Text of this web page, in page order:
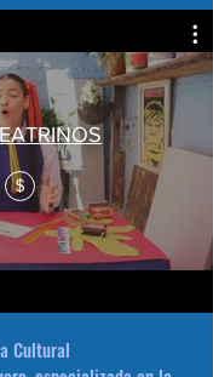
$
Cultural